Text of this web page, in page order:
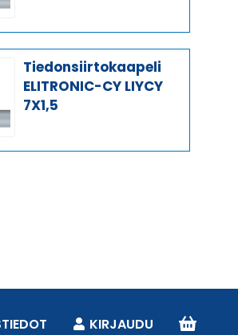
Tiedonsiirtokaapeli
ELITRONIC-CY LIYCY
7X1,5
KIRJAUDU